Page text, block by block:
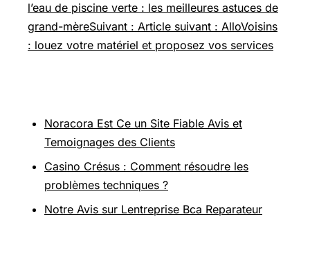
l’eau de piscine verte : les meilleures astuces de
grand-mèreSuivant : Article suivant : AlloVoisins
: louez votre matériel et proposez vos services
Noracora Est Ce un Site Fiable Avis et
Temoignages des Clients
Casino Crésus : Comment résoudre les
problèmes techniques ?
Notre Avis sur Lentreprise Bca Reparateur